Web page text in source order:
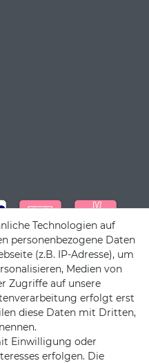
Technologien auf
personenbezogene Daten
(z.B. IP-Adresse), um
Medien von
Zugriffe auf unsere
erfolgt erst
diese Daten mit Dritten,
Einwilligung oder
erfolgen. Die